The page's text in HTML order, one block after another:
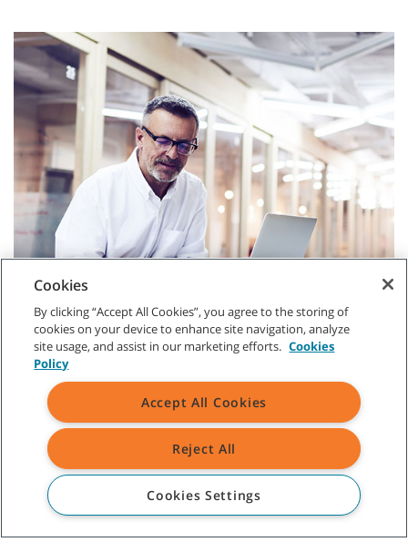
SERVICIO DE ATENCIÓN AL CLIENTE
+52-01-800-01TENMX (0183669)
Cookies
By clicking “Accept All Cookies”, you agree to the storing of
cookies on your device to enhance site navigation, analyze
site usage, and assist in our marketing efforts. Cookies
Policy
Accept All Cookies
Reject All
Cookies Settings